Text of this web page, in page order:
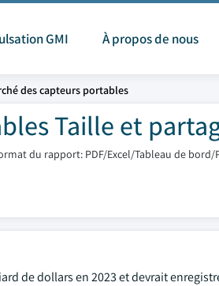
GMI À propos de nous
des capteurs portables
Taille et
du rapport: PDF/Excel/Tableau de
de dollars en 2023 et devrait